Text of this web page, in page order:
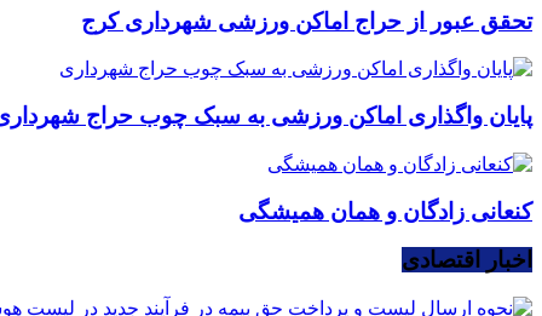
تحقق عبور از حراج اماکن ورزشی شهرداری کرج
پایان واگذاری اماکن ورزشی به سبک چوب حراج
کنعانی زادگان و همان همیشگی
اخبار اقتصادی